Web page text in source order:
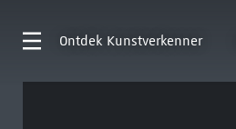
Ontdek Kunstverkenner